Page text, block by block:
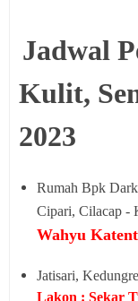
Jadwal
Kulit,
2023
Rumah Bpk
Cipari, Cilacap -
Wahyu
Jatisari,
Lakon : Sekar